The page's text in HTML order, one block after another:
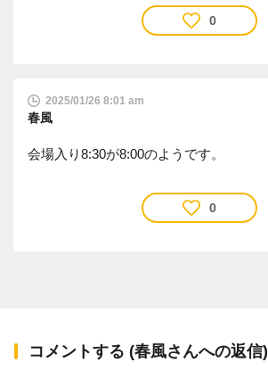
0
2025/01/26 8:01 am
春風
会場入り8:30が8:00のようです。
0
コメントする (春風さんへの返信)